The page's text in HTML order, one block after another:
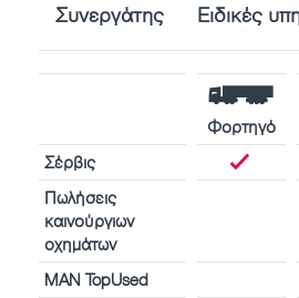
Συνεργάτης Ειδικές
Φορτηγό
Σέρβις
Πωλήσεις
καινούργιων
οχημάτων
MAN TopUsed